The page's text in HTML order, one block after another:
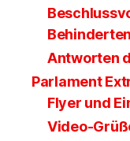
Antworten
Parlament
Flyer und
Video-